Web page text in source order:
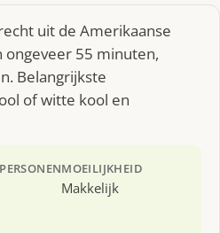
uit de Amerikaanse
ongeveer 55 minuten,
Belangrijkste
of witte kool en
MOEILIJKHEID
Makkelijk